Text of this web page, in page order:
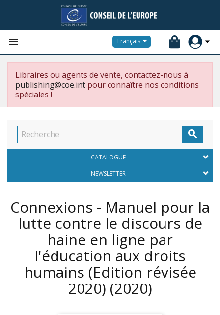
 Français
Libraires ou agents de vente, contactez-nous à
publishing@coe.int pour connaître nos conditions
spéciales !

CATALOGUE
NEWSLETTER
Connexions - Manuel pour la
lutte contre le discours de
haine en ligne par
l'éducation aux droits
humains (Edition révisée
2020) (2020)